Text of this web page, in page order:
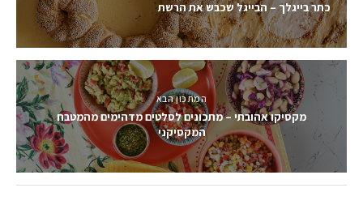
כתר בייגלך – הבייגל שכבש את הרשת
המתכון הבא
מקסיקו אהובתי – מתכונים לסלטים מדהימים מהמטבח
המקסיקני